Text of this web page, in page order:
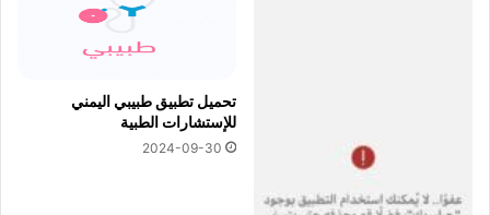
تحميل تطبيق طبيبي اليمني
للإستشارات الطبية
2024-09-30